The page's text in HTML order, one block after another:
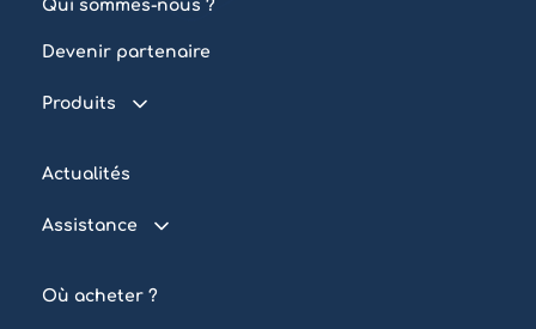
Qui sommes-nous ?
Devenir partenaire
Produits
Automatisation
Actualités
Assistance
Où acheter ?